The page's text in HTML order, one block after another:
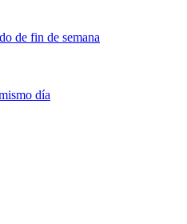
de fin de semana
día